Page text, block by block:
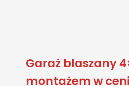
Garaż blaszany
montażem w